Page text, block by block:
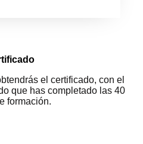
el certificado, con el
que has completado las 40
formación.